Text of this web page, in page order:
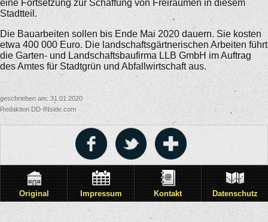
eine Fortsetzung zur Schaffung von Freiräumen in diesem
Stadtteil.
Die Bauarbeiten sollen bis Ende Mai 2020 dauern. Sie kosten
etwa 400 000 Euro. Die landschaftsgärtnerischen Arbeiten führt
die Garten- und Landschaftsbaufirma LLB GmbH im Auftrag
des Amtes für Stadtgrün und Abfallwirtschaft aus.
geschrieben am: 31.01.2020
Redaktion DD-INside.com
Original Impressum Kontakt Datenschutz